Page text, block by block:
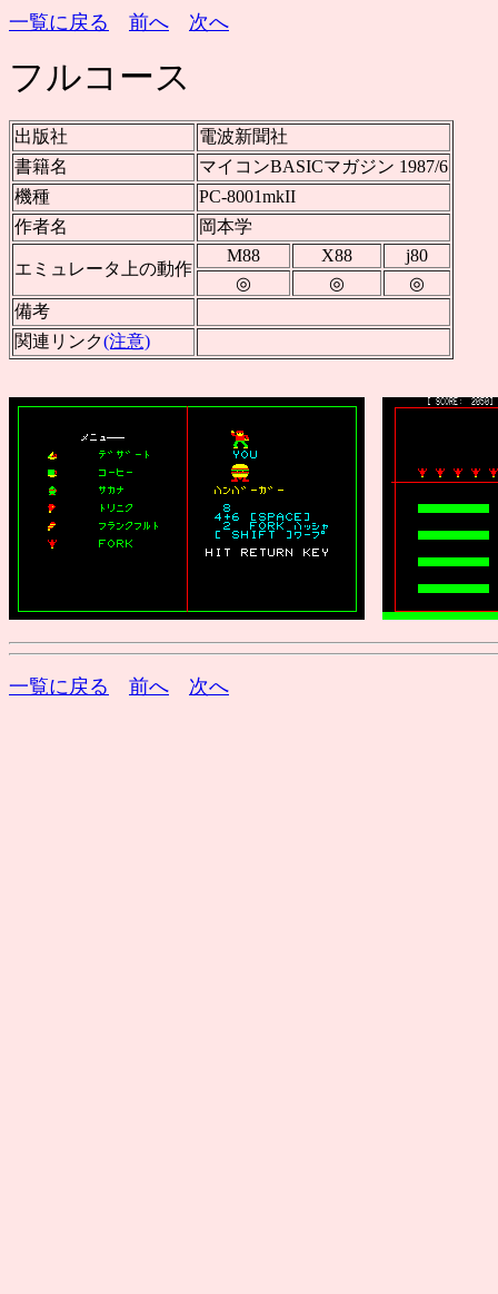
一覧に戻る 前へ 次へ
フルコース
出版社
電波新聞社
書籍名
マイコンBASICマガジン 1987/6
機種
PC-8001mkII
作者名
岡本学
エミュレータ上の動作
M88 X88
j80
◎
◎
◎
備考
関連リンク(注意)
一覧に戻る 前へ 次へ